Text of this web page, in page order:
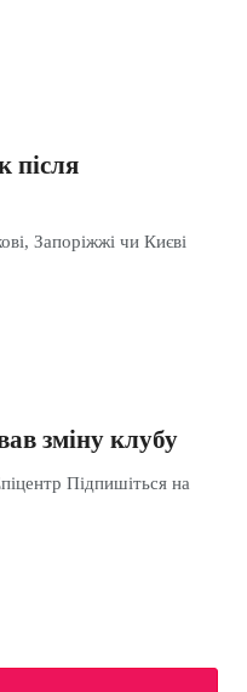
після
Запоріжжі чи Києві
зміну клубу
Підпишіться на